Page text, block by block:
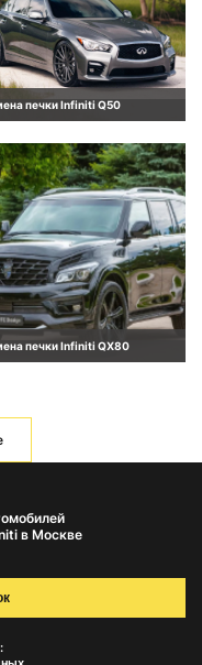
печки Infiniti Q50
печки Infiniti QX80
в Москве